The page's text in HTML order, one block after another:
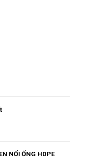
NỐI ỐNG HDPE